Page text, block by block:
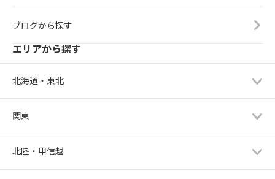
ブログから探す
エリアから探す
北海道・東北
関東
北陸・甲信越